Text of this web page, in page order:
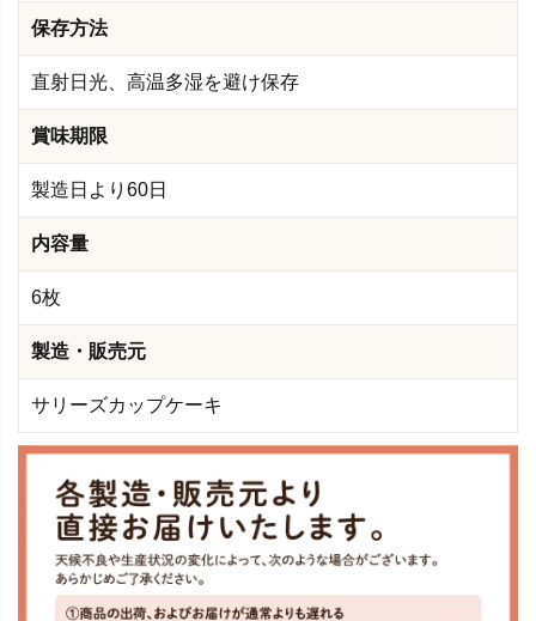
保存方法
直射日光、高温多湿を避け保存
賞味期限
製造日より60日
内容量
6枚
製造・販売元
サリーズカップケーキ